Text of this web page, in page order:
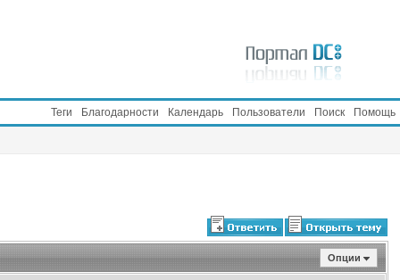
Помощь
Поиск
Пользователи
Календарь
Благодарности
Теги
Опции